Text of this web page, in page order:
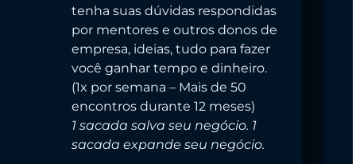
tenha suas dúvidas respondidas
por mentores e outros donos de
empresa, ideias, tudo para fazer
você ganhar tempo e dinheiro.
(1x por semana – Mais de 50
encontros durante 12 meses)
1 sacada salva seu negócio. 1
sacada expande seu negócio.